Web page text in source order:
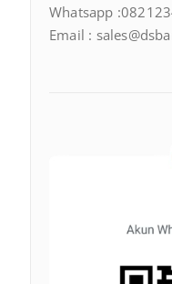
Whatsapp
Email :